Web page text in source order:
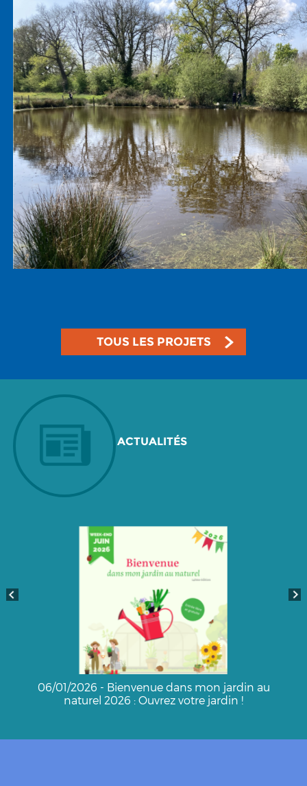
TOUS LES PROJETS
ACTUALITÉS
06/01/2026 - Bienvenue dans mon jardin au
naturel 2026 : Ouvrez votre jardin !